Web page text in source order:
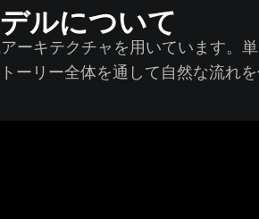
ルについて
ーキテクチャを用いています。
ーリー全体を通して自然な流れを